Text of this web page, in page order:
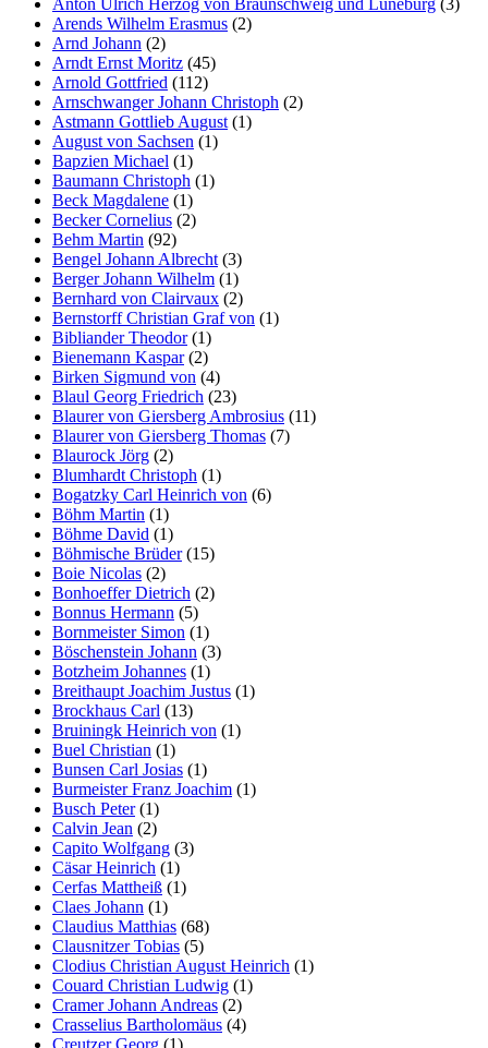
Arends Wilhelm Erasmus (2)
Arnd Johann (2)
Arndt Ernst Moritz (45)
Arnold Gottfried (112)
Arnschwanger Johann Christoph (2)
Astmann Gottlieb August (1)
August von Sachsen (1)
Bapzien Michael (1)
Baumann Christoph (1)
Beck Magdalene (1)
Becker Cornelius (2)
Behm Martin (92)
Bengel Johann Albrecht (3)
Berger Johann Wilhelm (1)
Bernhard von Clairvaux (2)
Bernstorff Christian Graf von (1)
Bibliander Theodor(1)
Bienemann Kaspar(2)
Birken Sigmund von (4)
Blaul Georg Friedrich (23)
Blaurer von Giersberg Ambrosius (11)
Blaurer von Giersberg Thomas (7)
Blaurock Jörg (2)
Blumhardt Christoph (1)
Bogatzky Carl Heinrich von (6)
Böhm Martin (1)
Böhme David (1)
Böhmische Brüder(15)
Boie Nicolas (2)
Bonhoeffer Dietrich (2)
Bonnus Hermann (5)
Bornmeister Simon (1)
Böschenstein Johann (3)
Botzheim Johannes (1)
Breithaupt Joachim Justus (1)
Brockhaus Carl (13)
Bruiningk Heinrich von (1)
Buel Christian (1)
Bunsen Carl Josias (1)
Burmeister Franz Joachim (1)
Busch Peter(1)
Calvin Jean (2)
Capito Wolfgang (3)
Cäsar Heinrich (1)
Cerfas Mattheiß (1)
Claes Johann (1)
Claudius Matthias (68)
Clausnitzer Tobias (5)
Clodius Christian August Heinrich (1)
Couard Christian Ludwig (1)
Cramer Johann Andreas (2)
Crasselius Bartholomäus (4)
Creutzer Georg (1)